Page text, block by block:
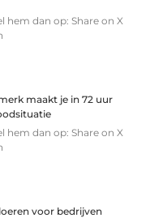
hem dan op: Share on X
maakt je in 72 uur
hem dan op: Share on X
voor bedrijven